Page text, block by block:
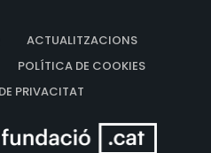
ACTUALITZACIONS
POLÍTICA DE COOKIES
PRIVACITAT